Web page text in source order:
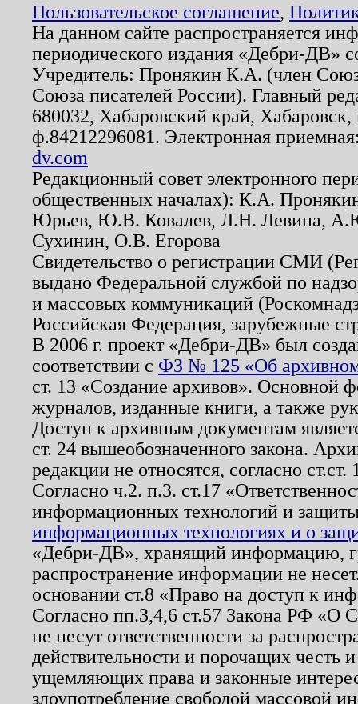
Пользовательское соглашение,
На данном сайте распространяется
периодического издания «Дебри-ДВ»
Учредитель: Пронякин К.А. (член
Союза писателей России). Главный
680032, Хабаровский край,
ф.84212296081. Электронная
dv.com
Редакционный совет электронного
общественных началах): К.А.
Юрьев, Ю.В. Ковалев, Л.Н. Левина,
Сухинин, О.В. Егорова
Свидетельство о регистрации СМИ
выдано Федеральной службой по
и массовых коммуникаций
Российская Федерация, зарубежные
В 2006 г. проект «Дебри-ДВ» был
соответствии с ФЗ № 125 «Об
ст. 13 «Создание архивов». Основной
журналов, изданные книги, а также
Доступ к архивным документам
ст. 24 вышеобозначенного закона.
редакции не относятся, согласно
Согласно ч.2. п.3. ст.17
информационных технологий и
информационных технологиях и о
«Дебри-ДВ», хранящий информацию,
распространение информации не
основании ст.8 «Право на доступ к
Согласно пп.3,4,6 ст.57 Закона РФ «О
не несут ответственности за
действительности и порочащих честь
ущемляющих права и законные
злоупотребление свободой массовой